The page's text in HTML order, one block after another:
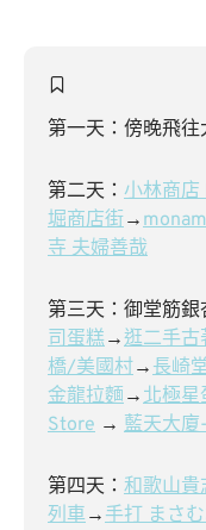
第一天：傍晚飛
第二天： 小林商店
堀商店街→
寺 夫婦善哉
第三天：御堂筋
司蛋糕→逛二手
橋/美國村→長崎
金龍拉麵→北極星
Store → 藍天大廈
第四天： 和歌山貴
列車→手打 まさ